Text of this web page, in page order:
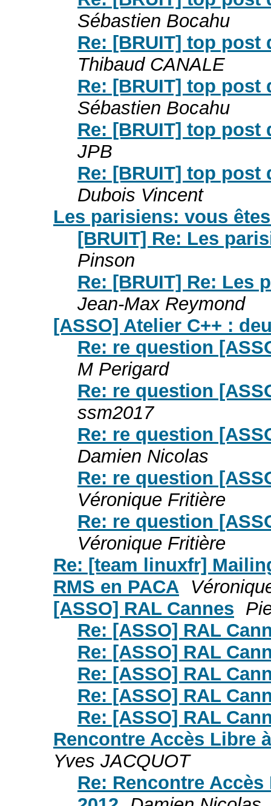
Sébastien Bocahu
Re: [BRUIT] top
Thibaud CANALE
Re: [BRUIT] top
Sébastien Bocahu
Re: [BRUIT] top
JPB
Re: [BRUIT] top
Dubois Vincent
Les parisiens: vous
[BRUIT] Re: Les
Pinson
Re: [BRUIT] Re: Les
Jean-Max Reymond
[ASSO] Atelier C++ :
Re: re question
M Perigard
Re: re question
ssm2017
Re: re question
Damien Nicolas
Re: re question
Véronique Fritière
Re: re question
Véronique Fritière
Re: [team linuxfr]
RMS en PACA
[ASSO] RAL Cannes
Re: [ASSO] RAL
Re: [ASSO] RAL
Re: [ASSO] RAL
Re: [ASSO] RAL
Re: [ASSO] RAL
Rencontre Accès Libre
Yves JACQUOT
Re: Rencontre